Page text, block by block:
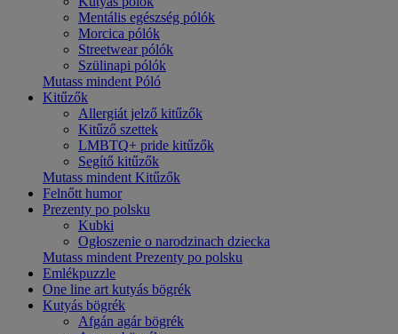
Mentális egészség pólók
Morcica pólók
Streetwear pólók
Szülinapi pólók
Mutass mindent Póló
Kitűzők
Allergiát jelző kitűzők
Kitűző szettek
LMBTQ+ pride kitűzők
Segítő kitűzők
Mutass mindent Kitűzők
Felnőtt humor
Prezenty po polsku
Kubki
Ogłoszenie o narodzinach dziecka
Mutass mindent Prezenty po polsku
Emlékpuzzle
One line art kutyás bögrék
Kutyás bögrék
Afgán agár bögrék